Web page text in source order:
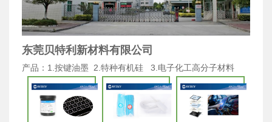
东莞贝特利新材料有限公司
产品：1.按键油墨 2.特种有机硅 3.电子化工高分子材料